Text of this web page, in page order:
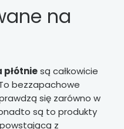
na
płótniesą całkowicie
bezzapachowe
się zarówno w
są to produkty
z